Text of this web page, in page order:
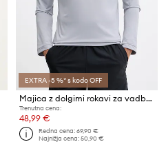
EXTRA -5 %* s kodo OFF
Majica z dolgimi rokavi za vadbo Calvin Klein Performance
Trenutna cena:
48,99 €
Redna cena:69,90 €
Najnižja cena:50,90 €